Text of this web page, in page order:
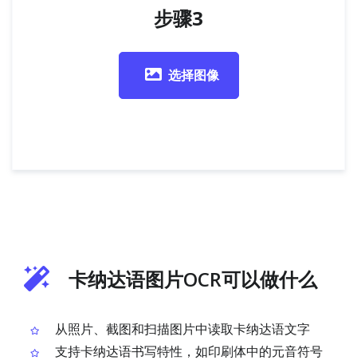
步骤3
选择图像
卡纳达语图片OCR可以做什么
从照片、截图和扫描图片中读取卡纳达语文字
支持卡纳达语书写特性，如印刷体中的元音符号